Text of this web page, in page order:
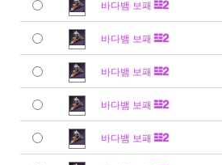
바다뱀 보패
바다뱀 보패
바다뱀 보패
바다뱀 보패
바다뱀 보패